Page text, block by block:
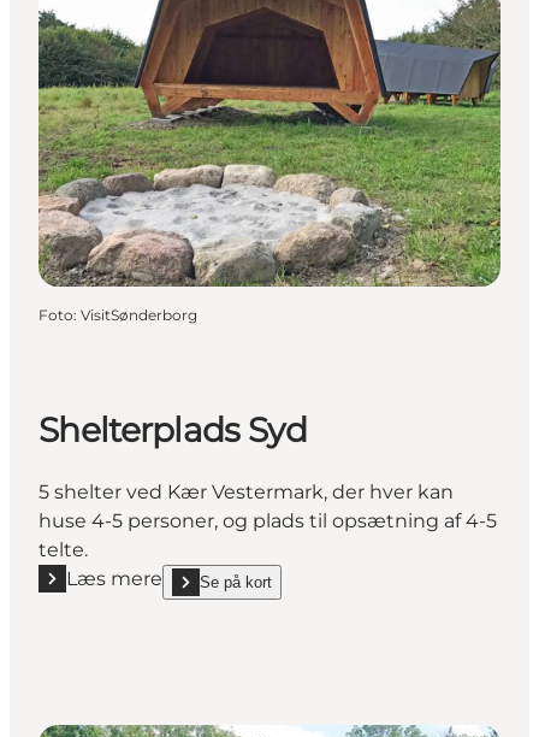
Foto: VisitSønderborg
Shelterplads Syd
5 shelter ved Kær Vestermark, der hver kan
huse 4-5 personer, og plads til opsætning af 4-5
telte.
Læs mere
Læs mere "Shelterplads Syd"
Se på kort
show Shelterplads Syd on_map